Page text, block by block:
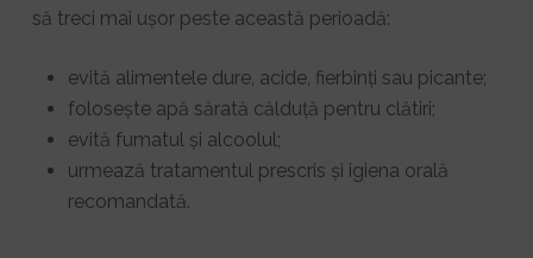
să treci mai ușor peste această perioadă:
evită alimentele dure, acide, fierbinți sau picante;
folosește apă sărată călduță pentru clătiri;
evită fumatul și alcoolul;
urmează tratamentul prescris și igiena orală
recomandată.